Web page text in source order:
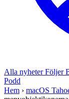
Alla nyheterFöljer
Podd
Hem › macOS